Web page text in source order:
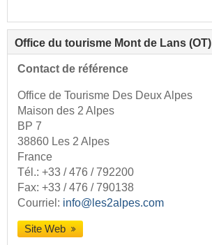
Office du tourisme Mont de Lans (OT)
Contact de référence
Office de Tourisme Des Deux Alpes
Maison des 2 Alpes
BP 7
38860 Les 2 Alpes
France
Tél.: +33 / 476 / 792200
Fax: +33 / 476 / 790138
Courriel: info@les2alpes.com
Site Web